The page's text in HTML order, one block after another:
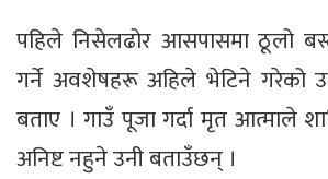
पहिले निसेलढोर आसपासमा ठूलो
गर्ने अवशेषहरू अहिले भेटिने गरेको
बताए । गाउँ पूजा गर्दा मृत आत्माले
अनिष्ट नहुने उनी बताउँछन् ।